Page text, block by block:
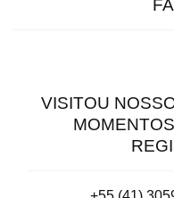
VISITOU